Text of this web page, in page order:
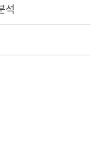
석